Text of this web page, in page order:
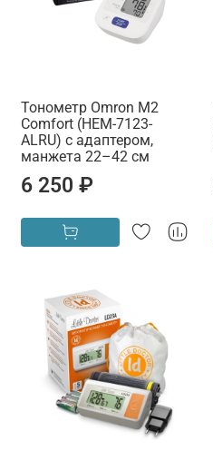
Тонометр Omron M2
Comfort (HEM-7123-
ALRU) с адаптером,
манжета 22–42 см
6 250 ₽